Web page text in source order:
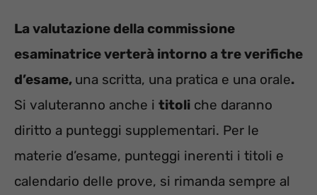
La valutazione della commissione
esaminatrice verterà intorno a tre verifiche
d’esame, una scritta, una pratica e una orale.
Si valuteranno anche i titoli che daranno
diritto a punteggi supplementari. Per le
materie d’esame, punteggi inerenti i titoli e
calendario delle prove, si rimanda sempre al